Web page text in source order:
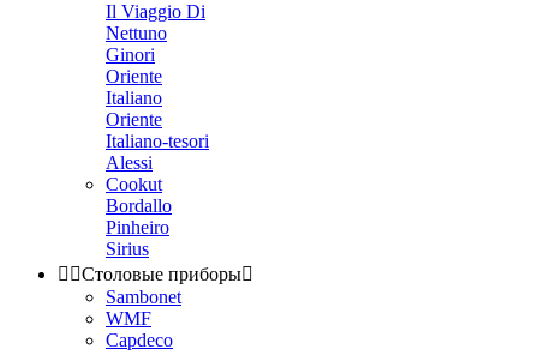
Il Viaggio Di
Nettuno
Ginori
Oriente
Italiano
Oriente
Italiano-tesori
Alessi
Cookut
Bordallo
Pinheiro
Sirius
 Столовые приборы
Sambonet
WMF
Capdeco